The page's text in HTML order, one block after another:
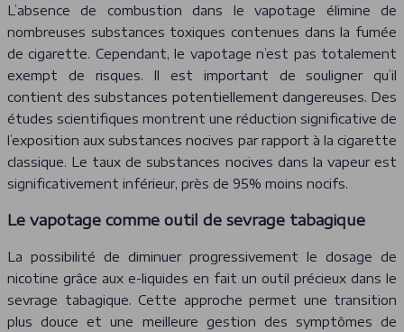
L’absence de combustion dans le vapotage élimine de
nombreuses substances toxiques contenues dans la fumée
de cigarette. Cependant, le vapotage n’est pas totalement
exempt de risques. Il est important de souligner qu’il
contient des substances potentiellement dangereuses. Des
études scientifiques montrent une réduction significative de
l’exposition aux substances nocives par rapport à la cigarette
classique. Le taux de substances nocives dans la vapeur est
significativement inférieur, près de 95% moins nocifs.
Le vapotage comme outil de sevrage tabagique
La possibilité de diminuer progressivement le dosage de
nicotine grâce aux e-liquides en fait un outil précieux dans le
sevrage tabagique. Cette approche permet une transition
plus douce et une meilleure gestion des symptômes de